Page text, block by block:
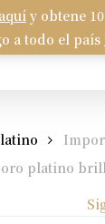
y obtene
a todo el país
platino